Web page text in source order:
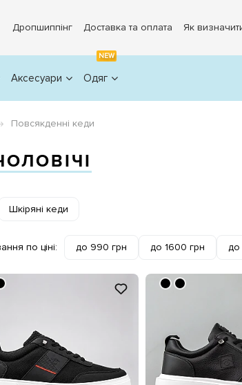
Дропшиппінг Доставка та оплата Як
Аксесуари
NEW
Одяг
Повсякденні кеди
Шкіряні кеди
по ціні: до 990 грн до 1600 грн до